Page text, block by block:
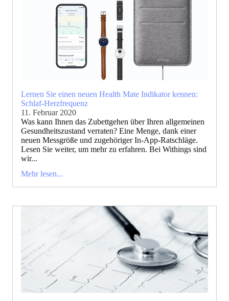
Lernen Sie einen neuen Health Mate Indikator kennen:
Schlaf-Herzfrequenz
11. Februar 2020
Was kann Ihnen das Zubettgehen über Ihren allgemeinen
Gesundheitszustand verraten? Eine Menge, dank einer
neuen Messgröße und zugehöriger In-App-Ratschläge.
Lesen Sie weiter, um mehr zu erfahren. Bei Withings sind
wir...
Mehr lesen...